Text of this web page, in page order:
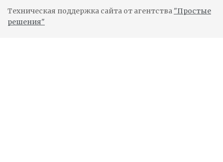
Техническая поддержка сайта от агентства "Простые
решения"